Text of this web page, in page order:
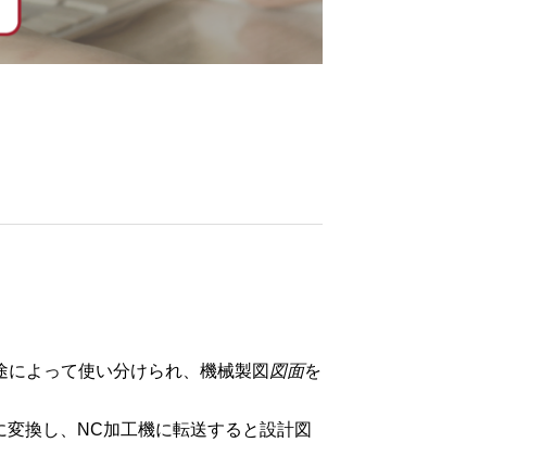
よって使い分けられ、機械製図 図面を
換し、NC加工機に転送すると設計図